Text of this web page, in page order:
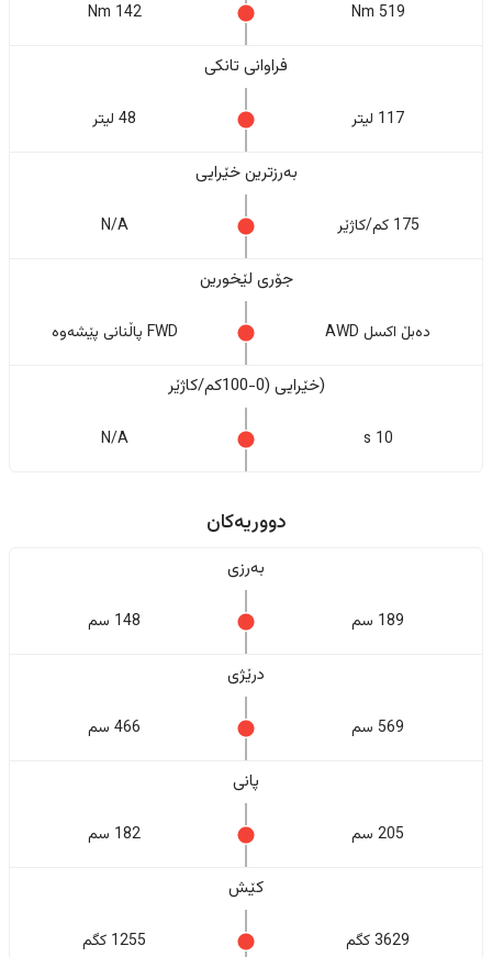
519 Nm
142 Nm
فراوانی تانکی
117 لیتر 48 لیتر
بەرزترین خێرایی
175 کم/کاژێر N/A
جۆری لێخورین
دەبڵ اکسل AWD FWD پاڵنانی پێشەوە
(خێرایی (0-100کم/کاژێر
10 s
N/A
دووریەکان
بەرزی
189 سم 148 سم
درێژی
569 سم 466 سم
پانی
205 سم 182 سم
کێش
3629 کگم 1255 کگم